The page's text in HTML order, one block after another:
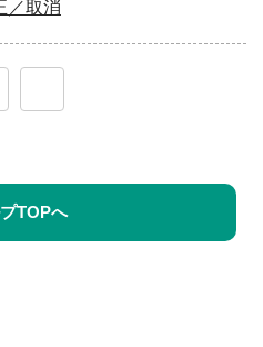
／取消
TOPへ